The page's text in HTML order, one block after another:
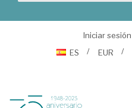
Iniciar sesión
ES
EUR